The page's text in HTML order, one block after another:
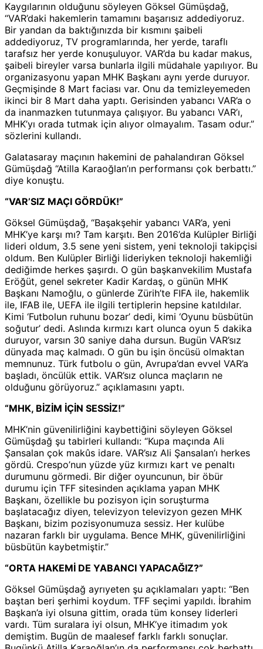
Kaygılarının olduğunu söyleyen Göksel Gümüşdağ,
“VAR’daki hakemlerin tamamını başarısız addediyoruz.
Bir yandan da baktığınızda bir kısmını şaibeli
addediyoruz, TV programlarında, her yerde, taraflı
tarafsız her yerde konuşuluyor. VAR’da bu kadar makus,
şaibeli bireyler varsa bunlarla ilgili müdahale yapılıyor. Bu
organizasyonu yapan MHK Başkanı aynı yerde duruyor.
Geçmişinde 8 Mart faciası var. Onu da temizleyemeden
ikinci bir 8 Mart daha yaptı. Gerisinden yabancı VAR’a o
da inanmazken tutunmaya çalışıyor. Bu yabancı VAR’ı,
MHK’yı orada tutmak için alıyor olmayalım. Tasam odur.”
sözlerini kullandı.
Galatasaray maçının hakemini de pahalandıran Göksel
Gümüşdağ “Atilla Karaoğlan’ın performansı çok berbattı.”
diye konuştu.
“VAR’SIZ MAÇI GÖRDÜK!”
Göksel Gümüşdağ, “Başakşehir yabancı VAR’a, yeni
MHK’ye karşı mı? Tam karşıtı. Ben 2016’da Kulüpler Birliği
lideri oldum, 3.5 sene yeni sistem, yeni teknoloji takipçisi
oldum. Ben Kulüpler Birliği lideriyken teknoloji hakemliği
dediğimde herkes şaşırdı. O gün başkanvekilim Mustafa
Eröğüt, genel sekreter Kadir Kardaş, o günün MHK
Başkanı Namoğlu, o günlerde Zürih’te FIFA ile, hakemlik
ile, IFAB ile, UEFA ile ilgili tertiplerin hepsine katıldılar.
Kimi ‘Futbolun ruhunu bozar’ dedi, kimi ‘Oyunu büsbütün
soğutur’ dedi. Aslında kırmızı kart olunca oyun 5 dakika
duruyor, varsın 30 saniye daha dursun. Bugün VAR’sız
dünyada maç kalmadı. O gün bu işin öncüsü olmaktan
memnunuz. Türk futbolu o gün, Avrupa’dan evvel VAR’a
başladı, öncülük ettik. VAR’sız olunca maçların ne
olduğunu görüyoruz.” açıklamasını yaptı.
“MHK, BİZİM İÇİN SESSİZ!”
MHK’nin güvenilirliğini kaybettiğini söyleyen Göksel
Gümüşdağ şu tabirleri kullandı: “Kupa maçında Ali
Şansalan çok makûs idare. VAR’sız Ali Şansalan’ı herkes
gördü. Crespo’nun yüzde yüz kırmızı kart ve penaltı
durumunu görmedi. Bir diğer oyuncunun, bir öbür
durumu için TFF sitesinden açıklama yapan MHK
Başkanı, özellikle bu pozisyon için soruşturma
başlatacağız diyen, televizyon televizyon gezen MHK
Başkanı, bizim pozisyonumuza sessiz. Her kulübe
nazaran farklı bir uygulama. Bence MHK, güvenilirliğini
büsbütün kaybetmiştir.”
“ORTA HAKEMİ DE YABANCI YAPACAĞIZ?”
Göksel Gümüşdağ ayrıyeten şu açıklamaları yaptı: “Ben
baştan beri şerhimi koydum. TFF seçimi yapıldı. İbrahim
Başkan’a iyi olsuna gittim, orada tüm konsey liderleri
vardı. Tüm suralara iyi olsun, MHK’ye itimadım yok
demiştim. Bugün de maalesef farklı farklı sonuçlar.